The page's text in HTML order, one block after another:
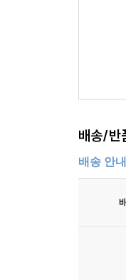
배송/반
배송 안내